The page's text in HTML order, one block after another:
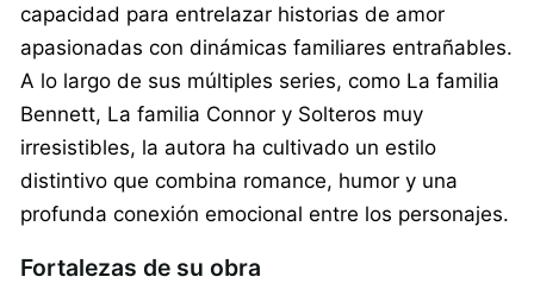
capacidad para entrelazar historias de amor
apasionadas con dinámicas familiares entrañables.
A lo largo de sus múltiples series, como La familia
Bennett, La familia Connor y Solteros muy
irresistibles, la autora ha cultivado un estilo
distintivo que combina romance, humor y una
profunda conexión emocional entre los personajes.
Fortalezas de su obra